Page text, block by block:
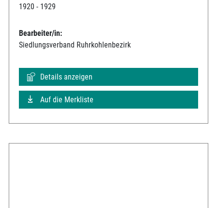
1920 - 1929
Bearbeiter/in:
Siedlungsverband Ruhrkohlenbezirk
Details anzeigen
Auf die Merkliste